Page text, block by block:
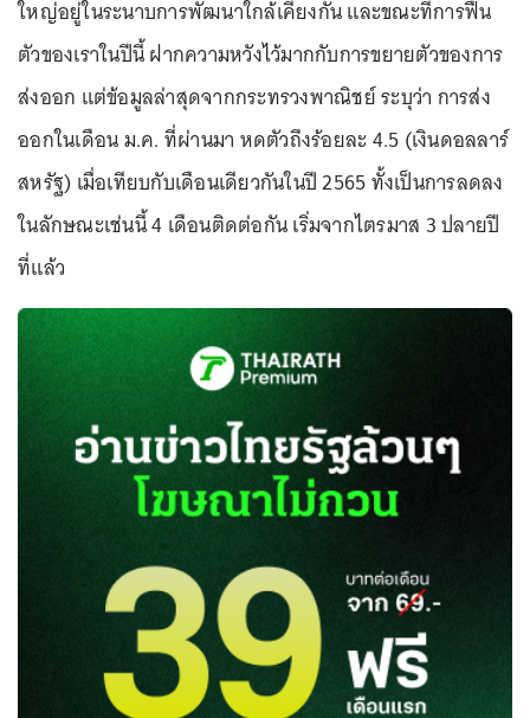
ใหญ่อยู่ในระนาบการพัฒนาใกล้เคียงกัน และขณะที่การฟื้น
ตัวของเราในปีนี้ ฝากความหวังไว้มากกับการขยายตัวของการ
ส่งออก แต่ข้อมูลล่าสุดจากกระทรวงพาณิชย์ ระบุว่า การส่ง
ออกในเดือน ม.ค. ที่ผ่านมา หดตัวถึงร้อยละ 4.5 (เงินดอลลาร์
สหรัฐ) เมื่อเทียบกับเดือนเดียวกันในปี 2565 ทั้งเป็นการลดลง
ในลักษณะเช่นนี้ 4 เดือนติดต่อกัน เริ่มจากไตรมาส 3 ปลายปี
ที่แล้ว